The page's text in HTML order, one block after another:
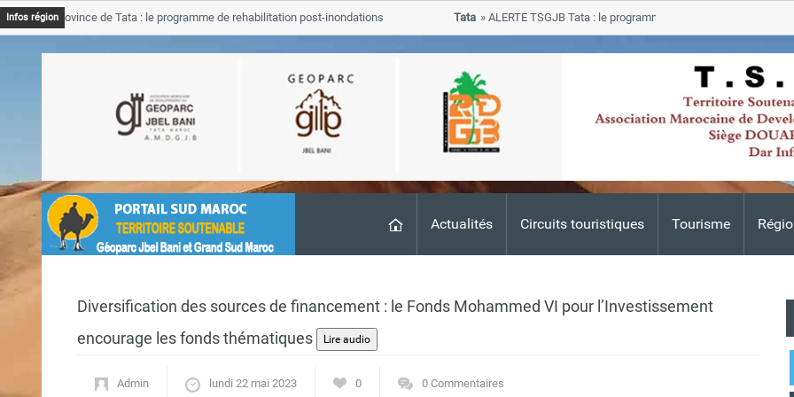
Actualités Circuits touristiques Tourisme
Infos régionProvince de Tata : le programme de rehabilitation post-inondations
ALERTE TSGJB Tata : le programme de rehabilitation post-
progresse dans les zones sinistrees
Diversification des sources de financement : le Fonds Mohammed VI pour l’Investissement
encourage les fonds thématiques
Admin lundi 22 mai 2023 0 0 Commentaires